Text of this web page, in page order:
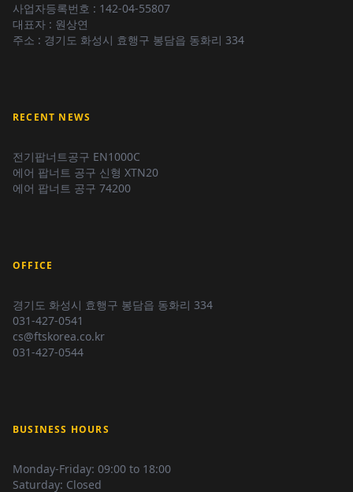
사업자등록번호 : 142-04-55807
대표자 : 원상연
주소 : 경기도 화성시 효행구 봉담읍 동화리 334
RECENT NEWS
전기팝너트공구 EN1000C
에어 팝너트 공구 신형 XTN20
에어 팝너트 공구 74200
OFFICE
경기도 화성시 효행구 봉담읍 동화리 334
031-427-0541
cs@ftskorea.co.kr
031-427-0544
BUSINESS HOURS
Monday-Friday: 09:00 to 18:00
Saturday: Closed